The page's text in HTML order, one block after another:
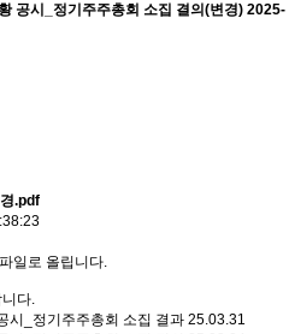
공시_정기주주총회 소집 결의(변경) 2025-
.pdf
일로 올립니다.
다.
시_정기주주총회 소집 결과 25.03.31